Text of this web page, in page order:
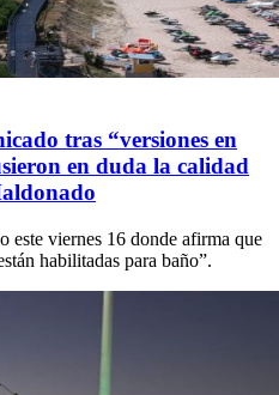
tras “versiones en
en duda la calidad
este viernes 16 donde afirma que
habilitadas para baño”.